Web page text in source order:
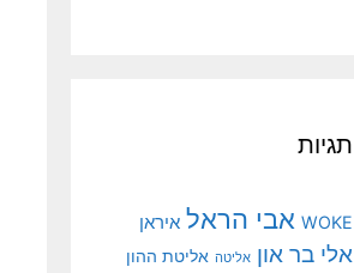
תגיות
WOKE אבי הראל איראן
אלי בר און אליטה אליטת ההון